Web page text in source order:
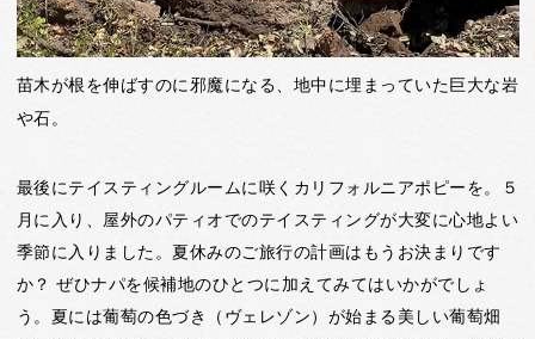
苗木が根を伸ばすのに邪魔になる、地中に埋まっていた巨大な岩
や石。
最後にテイスティングルームに咲くカリフォルニアポピーを。５
月に入り、屋外のパティオでのテイスティングが大変に心地よい
季節に入りました。夏休みのご旅行の計画はもうお決まりです
か？ ぜひナパを候補地のひとつに加えてみてはいかがでしょ
う。夏には葡萄の色づき（ヴェレゾン）が始まる美しい葡萄畑